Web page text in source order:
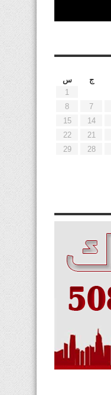
ج
س
1
7
8
14
15
21
22
28
29